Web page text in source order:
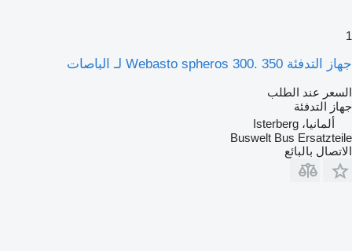
1
جهاز التدفئة Webasto spheros 300. 350 لـ الباصات
السعر عند الطلب
جهاز التدفئة
ألمانيا، Isterberg
Buswelt Bus Ersatzteile
الاتصال بالبائع